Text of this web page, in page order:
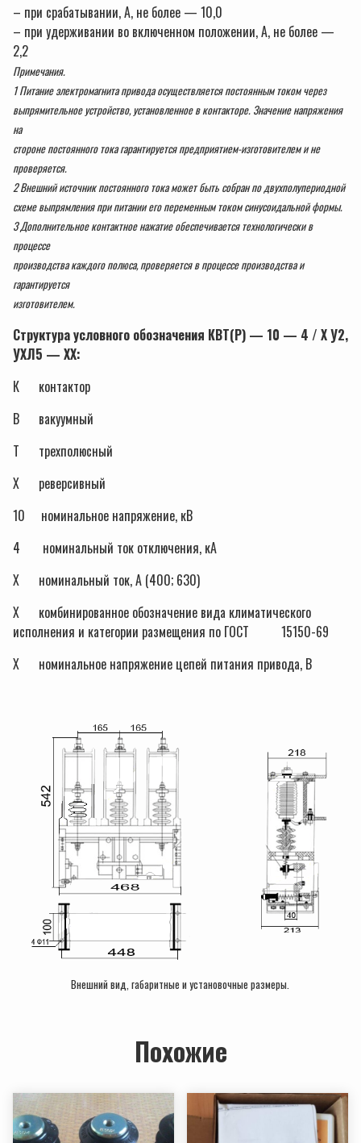
– при срабатывании, А, не более — 10,0
– при удерживании во включенном положении, А, не более —
2,2
Примечания.
1 Питание электромагнита привода осуществляется постоянным током через
выпрямительное устройство, установленное в контакторе. Значение напряжения
на
стороне постоянного тока гарантируется предприятием-изготовителем и не
проверяется.
2 Внешний источник постоянного тока может быть собран по двухполупериодной
схеме выпрямления при питании его переменным током синусоидальной формы.
3 Дополнительное контактное нажатие обеспечивается технологически в
процессе
производства каждого полюса, проверяется в процессе производства и
гарантируется
изготовителем.
Структура условного обозначения КВТ(Р) — 10 — 4 / Х У2,
УХЛ5 — XX:
К контактор
В вакуумный
Т трехполюсный
Х реверсивный
10 номинальное напряжение, кВ
4 номинальный ток отключения, кА
Х номинальный ток, А (400; 630)
Х комбинированное обозначение вида климатического
исполнения и категории размещения по ГОСТ 15150-69
Х номинальное напряжение цепей питания привода, В
Внешний вид, габаритные и установочные размеры.
Похожие